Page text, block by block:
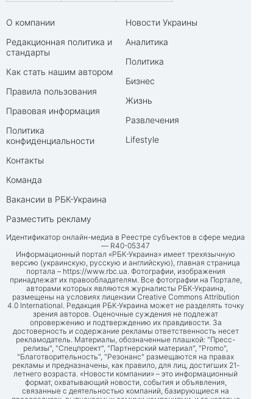
О компании
Редакционная политика и
стандарты
Как стать нашим автором
Правила пользования
Правовая информация
Политика
конфиденциальности
Контакты
Команда
Вакансии в РБК-Украина
Разместить рекламу
Новости Украины
Аналитика
Политика
Бизнес
Жизнь
Развлечения
Lifestyle
Идентификатор онлайн-медиа в Реестре субъектов в сфере медиа
— R40-05347
Информационный портал «РБК-Украина» имеет трехязычную
версию (украинскую, русскую и английскую), главная страница
портала – https://www.rbc.ua. Фотографии, изображения
принадлежат их правообладателям. Все фотографии на Портале,
авторами которых являются журналисты РБК-Украина,
размещены на условиях лицензии Creative Commons Attribution
4.0 International. Редакция РБК-Украина может не разделять точку
зрения авторов. Оценочные суждения не подлежат
опровержению и подтверждению их правдивости. За
достоверность и содержание рекламы ответственность несет
рекламодатель. Материалы, обозначенные плашкой: "Пресс-
релизы", "Спецпроект", "Партнерский материал", "Promo",
"Благотворительность", "Резонанс" размещаются на правах
рекламы и предназначены, как правило, для лиц, достигших 21-
летнего возраста. «Новости компании» – это информационный
формат, охватывающий новости, события и объявления,
связанные с деятельностью компаний, базирующиеся на